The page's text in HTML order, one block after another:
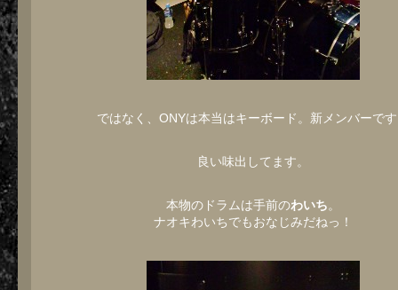
ではなく、ONYは本当はキーボード。新メンバーで
良い味出してます。
本物のドラムは手前のわいち。
ナオキわいちでもおなじみだねっ！